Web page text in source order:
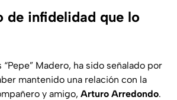
de infidelidad que lo
Madero, ha sido señalado por
mantenido una relación con la
y amigo, Arturo Arredondo.